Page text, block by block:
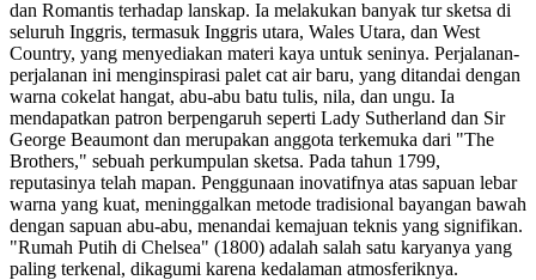
dan Romantis terhadap lanskap. Ia melakukan banyak tur sketsa di
seluruh Inggris, termasuk Inggris utara, Wales Utara, dan West
Country, yang menyediakan materi kaya untuk seninya. Perjalanan-
perjalanan ini menginspirasi palet cat air baru, yang ditandai dengan
warna cokelat hangat, abu-abu batu tulis, nila, dan ungu. Ia
mendapatkan patron berpengaruh seperti Lady Sutherland dan Sir
George Beaumont dan merupakan anggota terkemuka dari "The
Brothers," sebuah perkumpulan sketsa. Pada tahun 1799,
reputasinya telah mapan. Penggunaan inovatifnya atas sapuan lebar
warna yang kuat, meninggalkan metode tradisional bayangan bawah
dengan sapuan abu-abu, menandai kemajuan teknis yang signifikan.
"Rumah Putih di Chelsea" (1800) adalah salah satu karyanya yang
paling terkenal, dikagumi karena kedalaman atmosferiknya.